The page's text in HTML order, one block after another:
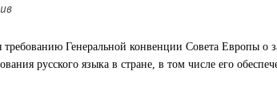
требованию Генеральной конвенции Совета Европы о
русского языка в стране, в том числе его